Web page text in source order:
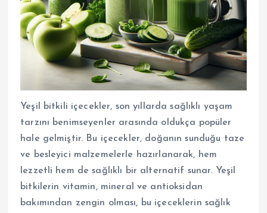
Yeşil bitkili içecekler, son yıllarda sağlıklı yaşam
tarzını benimseyenler arasında oldukça popüler
hale gelmiştir. Bu içecekler, doğanın sunduğu taze
ve besleyici malzemelerle hazırlanarak, hem
lezzetli hem de sağlıklı bir alternatif sunar. Yeşil
bitkilerin vitamin, mineral ve antioksidan
bakımından zengin olması, bu içeceklerin sağlık